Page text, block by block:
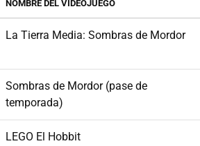
NOMBRE DEL VIDEOJUEGO
La Tierra Media: Sombras de Mordor
Sombras de Mordor (pase de
temporada)
LEGO El Hobbit